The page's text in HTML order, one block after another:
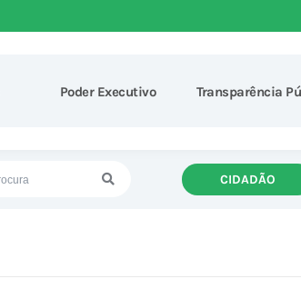
Poder Executivo Transparência
CIDADÃO